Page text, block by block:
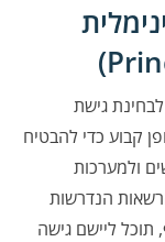
גישת
קבוע כדי להבטיח
ולמערכות
הנדרשות
תוכל ליישם גישה